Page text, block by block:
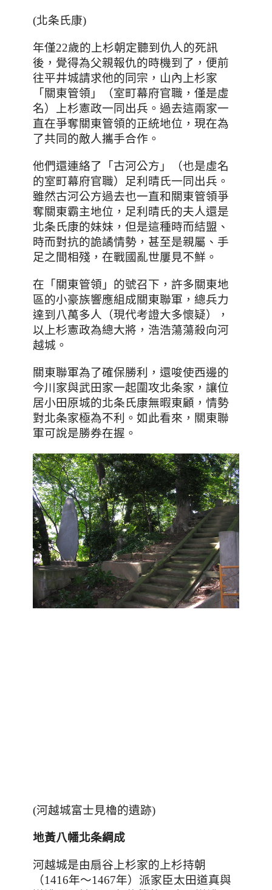
(北条氏康)
年僅22歲的上杉朝定聽到仇人的死訊
後，覺得為父親報仇的時機到了，便前
往平井城請求他的同宗，山內上杉家
「 關東管領 」 （室町幕府官職 ，僅是虛
名）上杉憲政一同出兵。過去這兩家一
直在爭奪關東管領的正統地位 ，現在為
了共同的敵人攜手合作。
他們還連絡了「古河公方」（也是虛名
的室町幕府官職）足利晴氏一同出兵。
雖然古河公方過去也一直和關東管領爭
奪關東霸主地位，足利晴氏的夫人還是
北条氏康的妹妹，但是這種時而結盟、
時而對抗的詭譎情勢，甚至是親屬 、 手
足之間相殘 ， 在戰國亂世屢見不鮮。
在「 關東管領 」的號召下 ，許多關東地
區的小豪族響應組成關東聯軍，總兵力
達到八萬多人（現代考證大多懷疑），
以上杉憲政為總大將，浩浩蕩蕩殺向河
越城。
關東聯軍為了確保勝利，還唆使西邊的
今川家與武田家一起圍攻北条家，讓位
居小田原城的北条氏康無暇東顧 ， 情勢
對北条家極為不利 。 如此看來，關東聯
軍可說是勝券在握。
(河越城富士見櫓的遺跡)
地黃八幡北条綱成
河越城是由扇谷上杉家的上杉持朝
（1416年～1467年）派家臣太田道真與